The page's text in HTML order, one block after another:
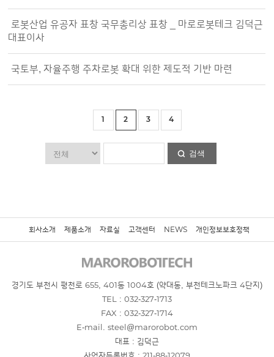
로봇산업 유공자 표창 국무총리상 표창 _ 마로로봇테크 김덕근
대표이사
국토부, 자율주행 주차로봇 확대 위한 제도적 기반 마련
1 2 3 4
검색
회사소개 제품소개 자료실 고객센터 NEWS 개인정보보호정책
경기도 부천시 평천로 655, 401동 1004호 (약대동, 부천테크노파크 4단지)
TEL : 032-327-1713
FAX : 032-327-1714
E-mail. steel@marorobot.com
대표 : 김덕근